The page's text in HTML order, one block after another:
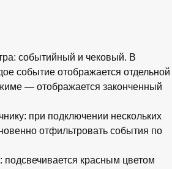
событийный и чековый. В
событие отображается отдельной
— отображается законченный
при подключении нескольких
отфильтровать события по
красным цветом